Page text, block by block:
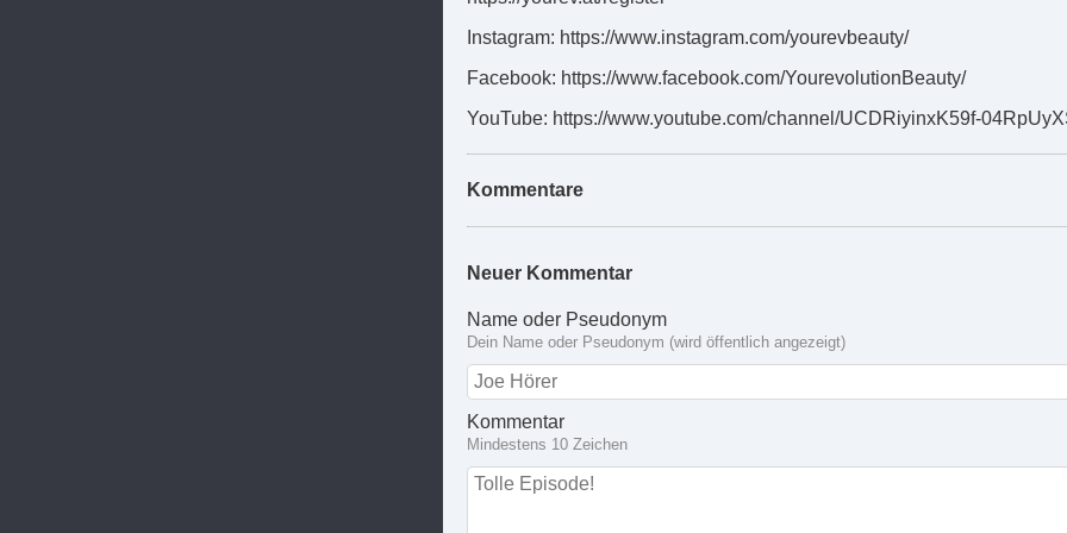
Instagram: https://www.instagram.com/yourevbeauty/
Facebook: https://www.facebook.com/YourevolutionBeauty/
YouTube: https://www.youtube.com/channel/UCDRiyinxK59f-
Kommentare
Neuer Kommentar
Name oder Pseudonym
Dein Name oder Pseudonym (wird öffentlich angezeigt)
Kommentar
Mindestens 10 Zeichen